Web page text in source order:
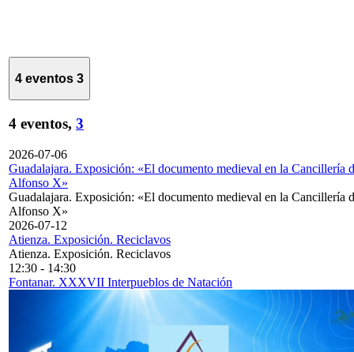
4 eventos 3
4 eventos, 3
2026-07-06
Guadalajara. Exposición: «El documento medieval en la Cancillería
Alfonso X»
Guadalajara. Exposición: «El documento medieval en la Cancillería
Alfonso X»
2026-07-12
Atienza. Exposición. Reciclavos
Atienza. Exposición. Reciclavos
12:30 - 14:30
Fontanar. XXXVII Interpueblos de Natación